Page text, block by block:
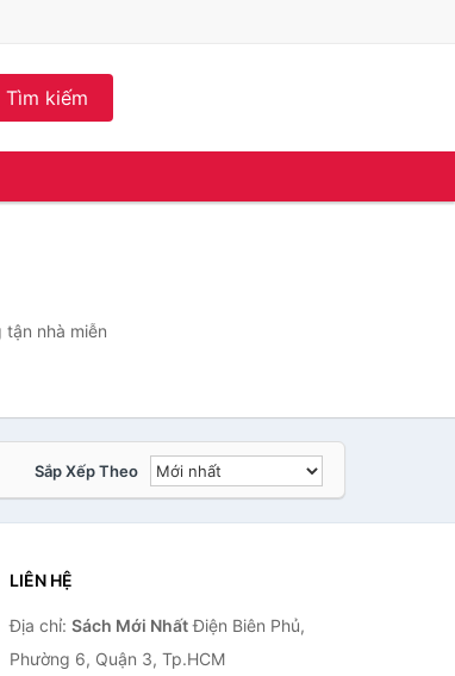
Tìm kiếm
nhà miễn
Sắp Xếp Theo
LIÊN HỆ
Địa chỉ: Sách Mới NhấtĐiện Biên Phủ,
Phường 6, Quận 3, Tp.HCM